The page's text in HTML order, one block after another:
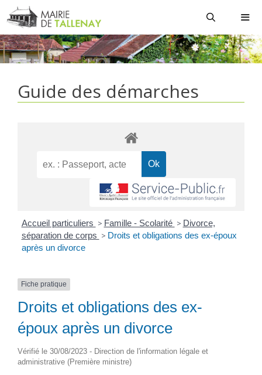
Aller
au
contenu
Guide des démarches
Accueil particuliers > Famille - Scolarité > Divorce,
séparation de corps > Droits et obligations des ex-époux
après un divorce
Fiche pratique
Droits et obligations des ex-
époux après un divorce
Vérifié le 30/08/2023 - Direction de l'information légale et
administrative (Première ministre)